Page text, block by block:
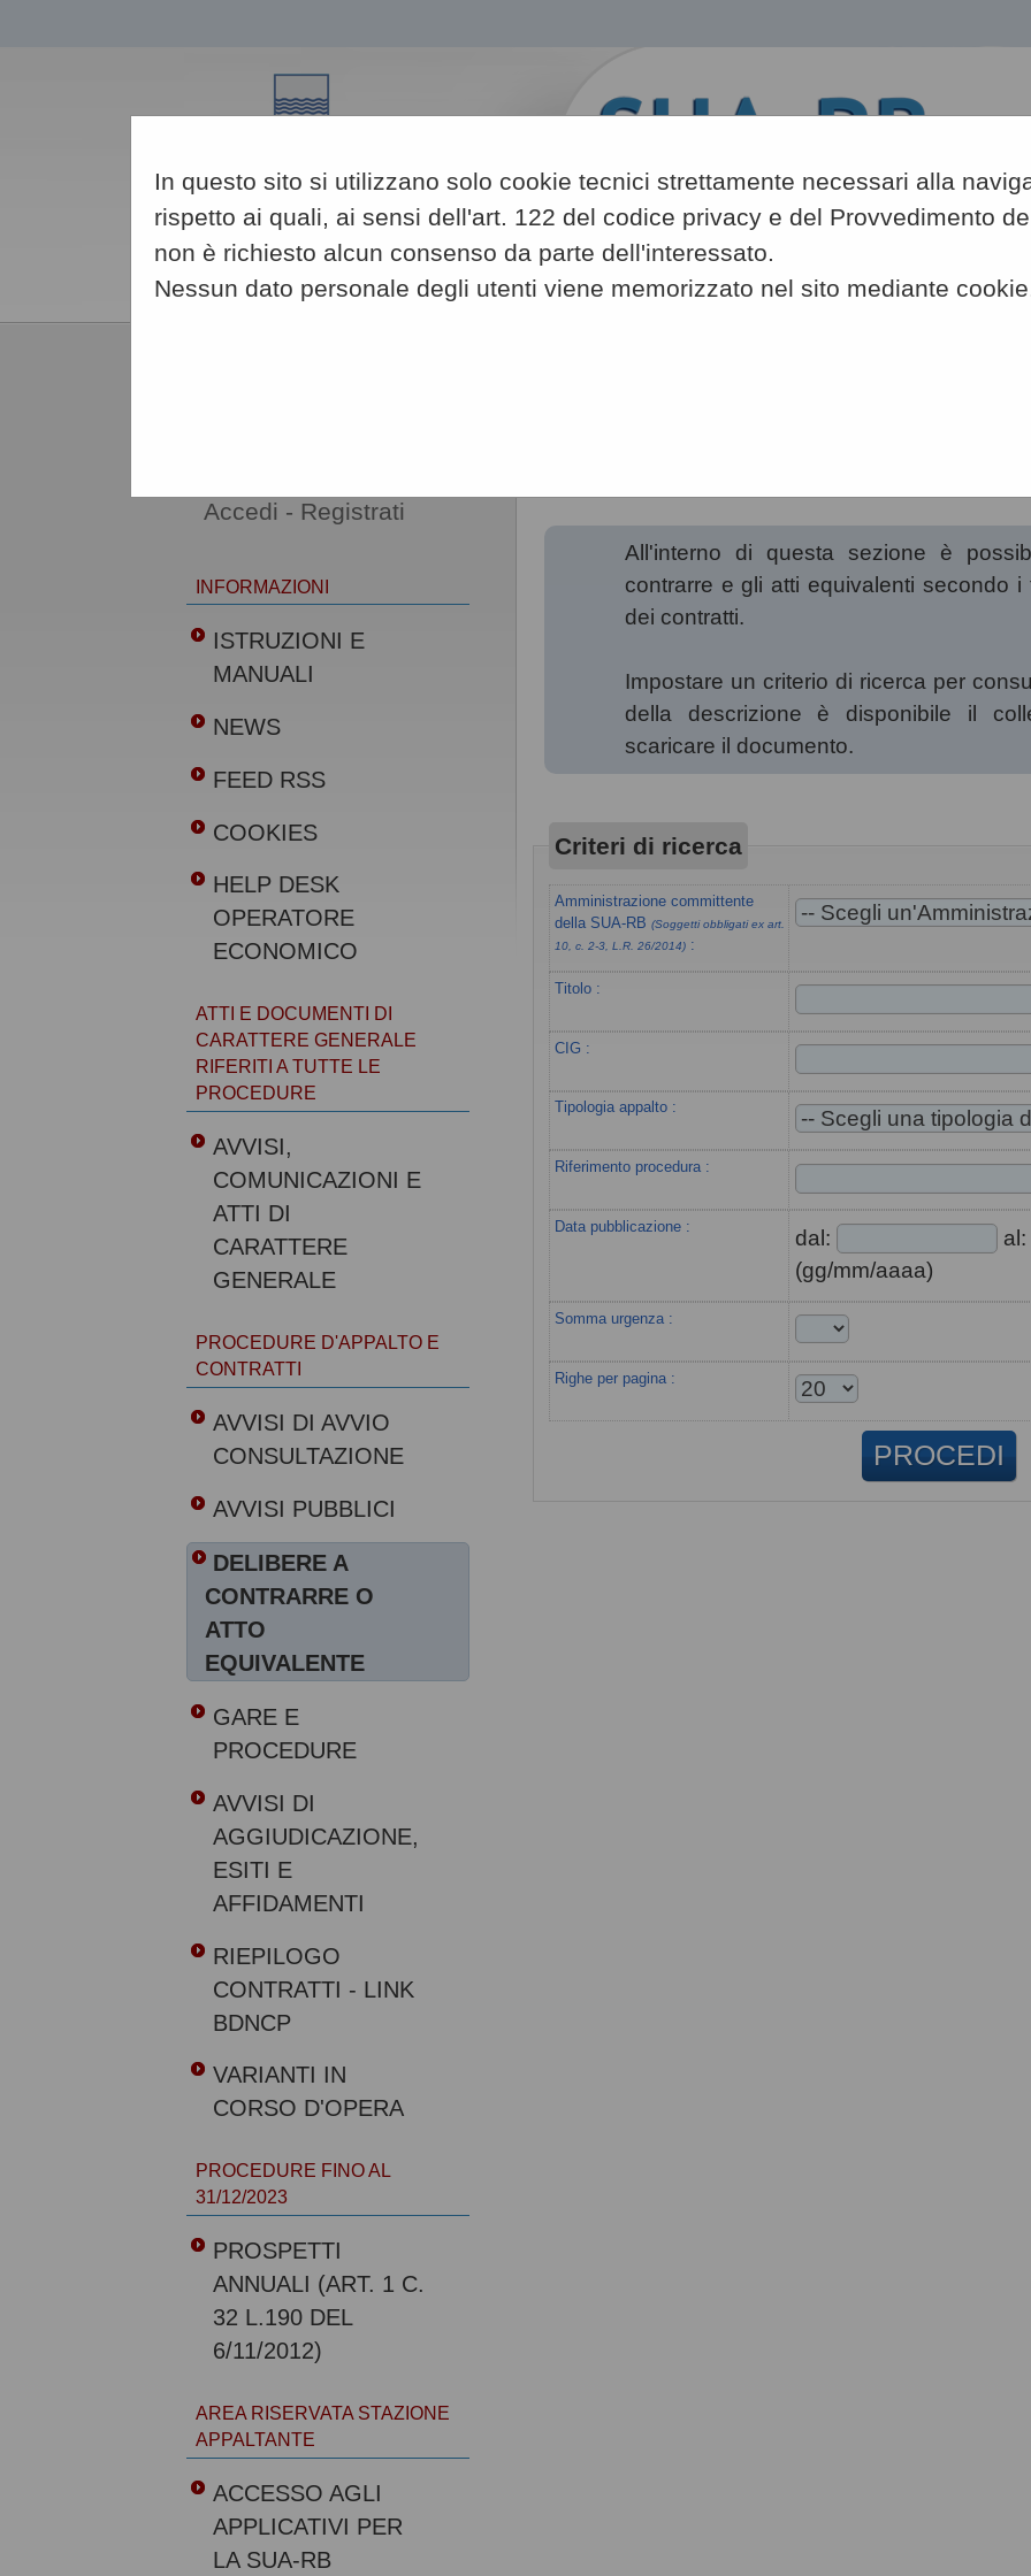
08/08/2026
A - A - A |
In questo sito si utilizzano solo cookie tecnici strettamente necessari alla
rispetto ai quali, ai sensi dell'art. 122 del codice privacy e del Provvedimento
non è richiesto alcun consenso da parte dell'interessato.
Nessun dato personale degli utenti viene memorizzato nel sito mediante
All'interno di questa sezione è
contrarre e gli atti equivalenti secondo
dei contratti.
Impostare un criterio di ricerca per
della descrizione è disponibile il
scaricare il documento.
Criteri di ricerca
Amministrazione committente
della SUA-RB (Soggetti obbligati ex art.
10, c. 2-3, L.R. 26/2014):
Titolo :
CIG :
Tipologia appalto :
Riferimento procedura :
Data pubblicazione : dal:
(gg/mm/aaaa)
Somma urgenza :
Righe per pagina :
Accedi - Registrati
INFORMAZIONI
ISTRUZIONI E
MANUALI
NEWS
FEED RSS
COOKIES
HELP DESK
OPERATORE
ECONOMICO
ATTI E DOCUMENTI DI
CARATTERE GENERALE
RIFERITI A TUTTE LE
PROCEDURE
AVVISI,
COMUNICAZIONI E
ATTI DI
CARATTERE
GENERALE
PROCEDURE D'APPALTO E
CONTRATTI
AVVISI DI AVVIO
CONSULTAZIONE
AVVISI PUBBLICI
DELIBERE A
CONTRARRE O
ATTO
EQUIVALENTE
GARE E
PROCEDURE
AVVISI DI
AGGIUDICAZIONE,
ESITI E
AFFIDAMENTI
RIEPILOGO
CONTRATTI - LINK
BDNCP
VARIANTI IN
CORSO D'OPERA
PROCEDURE FINO AL
31/12/2023
PROSPETTI
ANNUALI (ART. 1 C.
32 L.190 DEL
6/11/2012)
AREA RISERVATA STAZIONE
APPALTANTE
ACCESSO AGLI
APPLICATIVI PER
LA SUA-RB